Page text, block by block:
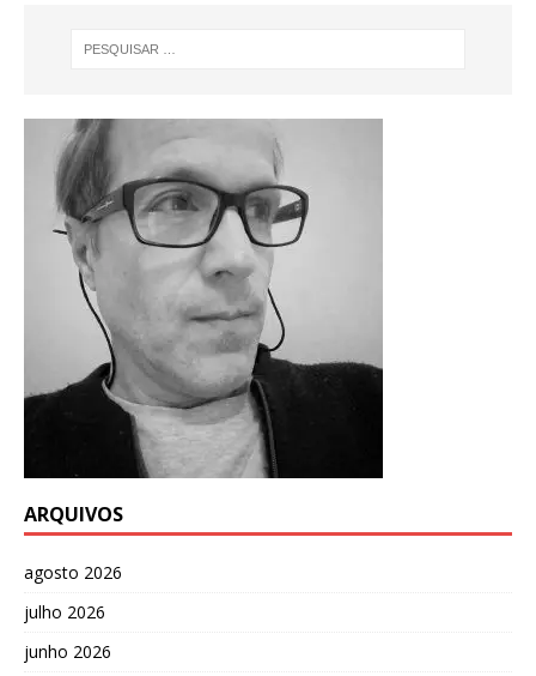
ARQUIVOS
agosto 2026
julho 2026
junho 2026